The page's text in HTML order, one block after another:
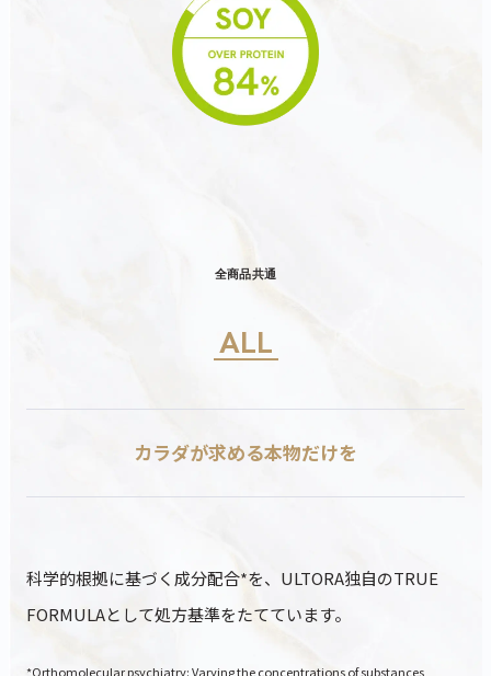
全商品共通
ALL
カラダが求める本物だけを
科学的根拠に基づく成分配合*を、ULTORA独自のTRUE
FORMULAとして処方基準をたてています。
*Orthomolecular psychiatry: Varying the concentrations of substances